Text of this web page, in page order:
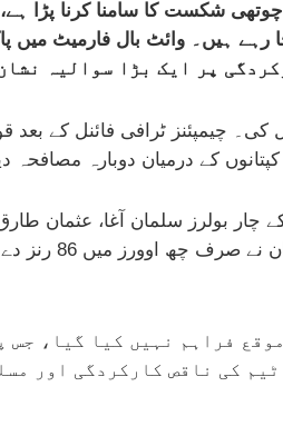
چوتھی شکست کا سامنا کرنا
پر ایک بڑا سوالیہ
چیمپئنز ٹرافی فائنل کے بعد
مجموعی طور پر 87
فراہم نہیں کیا گیا، جس
کی ناقص کارکردگی اور